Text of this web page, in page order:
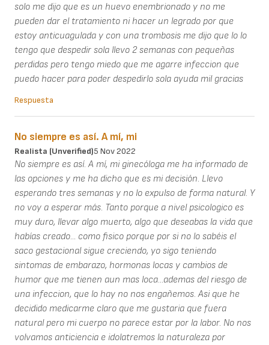
solo me dijo que es un huevo enembrionado y no me
pueden dar el tratamiento ni hacer un legrado por que
estoy anticuagulada y con una trombosis me dijo que lo lo
tengo que despedir sola llevo 2 semanas con pequeñas
perdidas pero tengo miedo que me agarre infeccion que
puedo hacer para poder despedirlo sola ayuda mil gracias
Respuesta
No siempre es así. A mí, mi
Realista (unverified)5 Nov 2022
No siempre es así. A mí, mi ginecóloga me ha informado de
las opciones y me ha dicho que es mi decisión. Llevo
esperando tres semanas y no lo expulso de forma natural. Y
no voy a esperar más. Tanto porque a nivel psicologico es
muy duro, llevar algo muerto, algo que deseabas la vida que
habías creado... como fisico porque por si no lo sabéis el
saco gestacional sigue creciendo, yo sigo teniendo
sintomas de embarazo, hormonas locas y cambios de
humor que me tienen aun mas loca...ademas del riesgo de
una infeccion, que lo hay no nos engañemos. Asi que he
decidido medicarme claro que me gustaria que fuera
natural pero mi cuerpo no parece estar por la labor. No nos
volvamos anticiencia e idolatremos la naturaleza por